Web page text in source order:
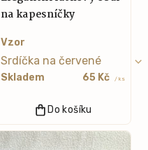
na kapesníčky
Vzor
Skladem 65 Kč / ks
Do košíku